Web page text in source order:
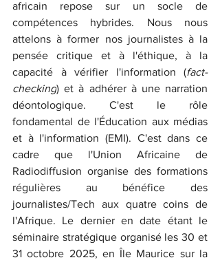
africain repose sur un socle de
compétences hybrides. Nous nous
attelons à former nos journalistes à la
pensée critique et à l'éthique, à la
capacité à vérifier l'information (fact-
checking) et à adhérer à une narration
déontologique. C'est le rôle
fondamental de l'Éducation aux médias
et à l'information (EMI). C'est dans ce
cadre que l'Union Africaine de
Radiodiffusion organise des formations
régulières au bénéfice des
journalistes/Tech aux quatre coins de
l'Afrique. Le dernier en date étant le
séminaire stratégique organisé les 30 et
31 octobre 2025, en Île Maurice sur la